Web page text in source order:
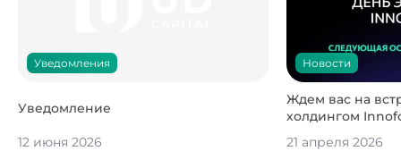
Уведомления
Уведомление
12 июня 2026
Новости
Ждем вас на
холдингом
21 апреля 2026